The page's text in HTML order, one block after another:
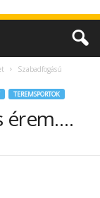
Szabadfogású
TEREMSPORTOK
érem….